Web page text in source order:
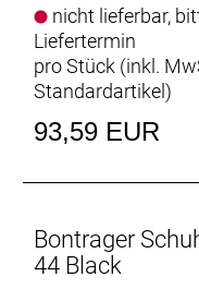
nicht lieferbar,
Liefertermin
pro Stück (inkl.
Standardartikel)
93,59 EUR
Bontrager
44 Black